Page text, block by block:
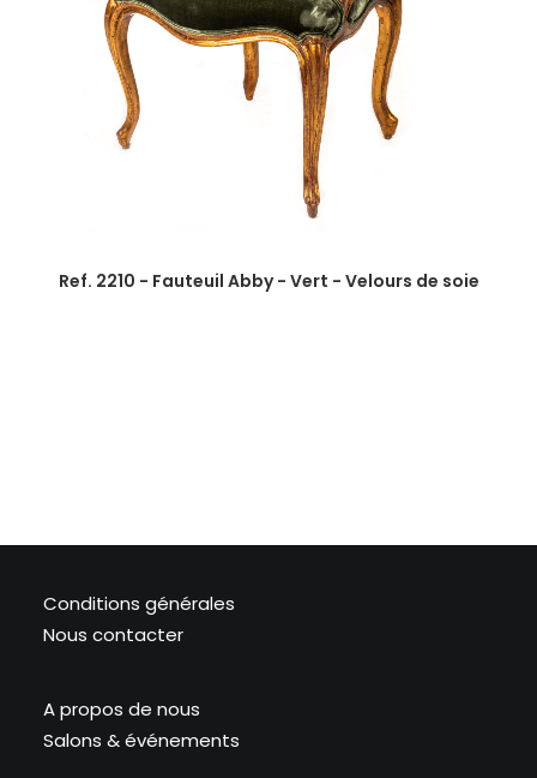
Ref. 2210 - Fauteuil Abby - Vert - Velours de soie
Conditions générales
Nous contacter
A propos de nous
Salons & événements